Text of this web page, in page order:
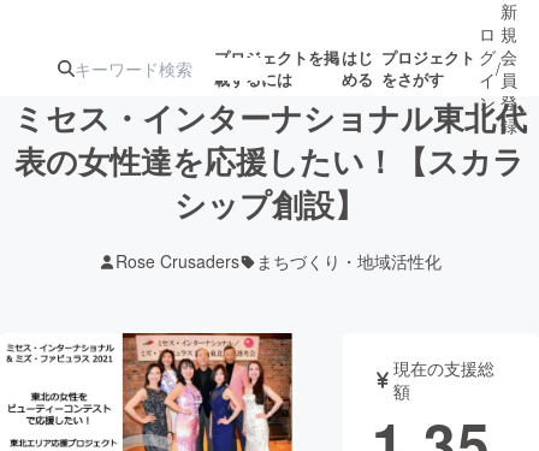
プロジェクトを掲
載するには
はじ
める
プロジェクト
をさがす
注目の新着プロ募集終了が近いプ
テクノロジー・ガジェット
ロ
グ
イ
ン
/
新
規
会
員
登
録
ミセス・インターナショナル東北代
表の女性達を応援したい！【スカラ
シップ創設】
Rose Crusaders まちづくり・地域活性化
現在の支援総
額